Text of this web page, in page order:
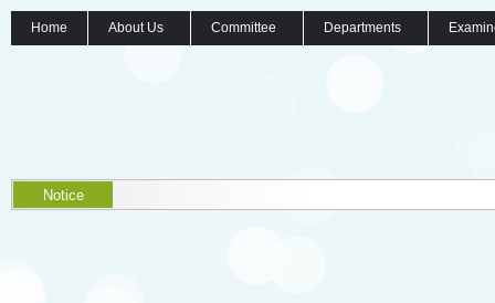
Home About Us Committee Departments
Notice